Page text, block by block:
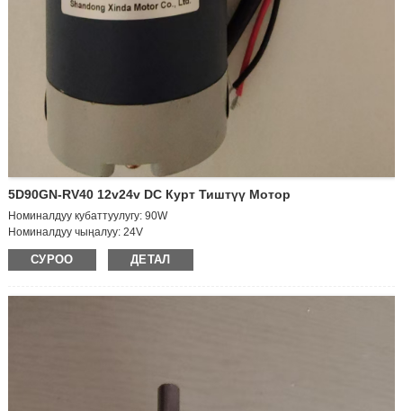
5D90GN-RV40 12v24v DC Курт Тиштүү Мотор
Номиналдуу кубаттуулугу: 90W
Номиналдуу чыңалуу: 24V
Жүктөө ылдамдыгы: 2100 rpm
Жүктөө ылдамдыгы: 1800 rpm
Жүктөп жаткан ток: 5.5A
СУРОО ДЕТАЛ